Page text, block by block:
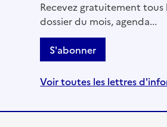
Rapport HAS
Voir la fiche
Source des données : Finess n°
Mis à jour le : 23/07/2026
Service autonomie à domicile
Recevez gratuitement
dossier du mois, agenda...
S'abonner
Voir toutes les lettres